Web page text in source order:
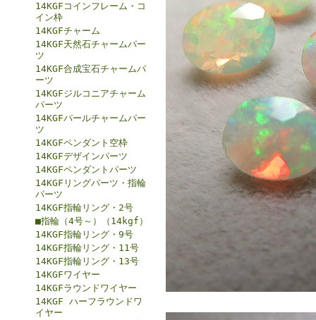
14KGFコインフレーム・コ
イン枠
14KGFチャーム
14KGF天然石チャームパー
ツ
14KGF合成宝石チャームパ
ーツ
14KGFジルコニアチャーム
パーツ
14KGFパールチャームパー
ツ
14KGFペンダント空枠
14KGFデザインパーツ
14KGFペンダントパーツ
14KGFリングパーツ・指輪
パーツ
14KGF指輪リング・2号
■指輪（4号～）（14kgf）
14KGF指輪リング・9号
14KGF指輪リング・11号
14KGF指輪リング・13号
14KGFワイヤー
14KGFラウンドワイヤー
14KGF ハーフラウンドワ
イヤー